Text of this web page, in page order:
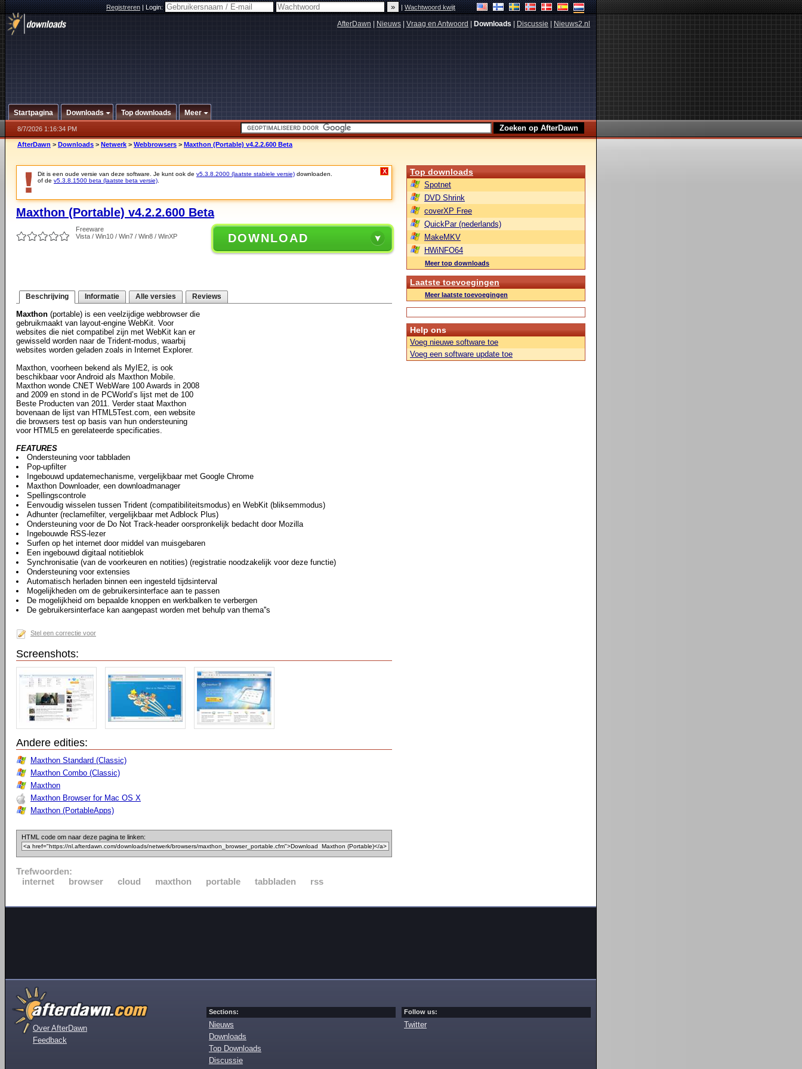
Registreren|Login: |Wachtwoord kwijt
AfterDawn Nieuws Vraag en Antwoord Downloads Discussie Nieuws2.nl
Startpagina Downloads Top downloads Meer
8/7/2026 1:16:34 PM
AfterDawn > Downloads > Netwerk > Webbrowsers > Maxthon (Portable) v4.2.2.600 Beta
Dit is een oude versie van deze software. Je kunt ook de v5.3.8.2000 (laatste stabiele versie) downloaden.
of de v5.3.8.1500 beta (laatste beta versie)
X
Maxthon (Portable) v4.2.2.600 Beta
Freeware
Vista / Win10 / Win7 / Win8 / WinXP
DOWNLOAD
Beschrijving Informatie Alle versies Reviews
Maxthon (portable) is een veelzijdige webbrowser die
gebruikmaakt van layout-engine WebKit. Voor
websites die niet compatibel zijn met WebKit kan er
gewisseld worden naar de Trident-modus, waarbij
websites worden geladen zoals in Internet Explorer.
Maxthon, voorheen bekend als MyIE2, is ook
beschikbaar voor Android als Maxthon Mobile.
Maxthon wonde CNET WebWare 100 Awards in 2008
and 2009 en stond in de PCWorld’s lijst met de 100
Beste Producten van 2011. Verder staat Maxthon
bovenaan de lijst van HTML5Test.com, een website
die browsers test op basis van hun ondersteuning
voor HTML5 en gerelateerde specificaties.
FEATURES
Ondersteuning voor tabbladen
Pop-upfilter
Ingebouwd updatemechanisme, vergelijkbaar met Google Chrome
Maxthon Downloader, een downloadmanager
Spellingscontrole
Eenvoudig wisselen tussen Trident (compatibiliteitsmodus) en WebKit (bliksemmodus)
Adhunter (reclamefilter, vergelijkbaar met Adblock Plus)
Ondersteuning voor de Do Not Track-header oorspronkelijk bedacht door Mozilla
Ingebouwde RSS-lezer
Surfen op het internet door middel van muisgebaren
Een ingebouwd digitaal notitieblok
Synchronisatie (van de voorkeuren en notities) (registratie noodzakelijk voor deze functie)
Ondersteuning voor extensies
Automatisch herladen binnen een ingesteld tijdsinterval
Mogelijkheden om de gebruikersinterface aan te passen
De mogelijkheid om bepaalde knoppen en werkbalken te verbergen
De gebruikersinterface kan aangepast worden met behulp van thema''s
Stel een correctie voor
Screenshots:
Andere edities:
Maxthon Standard (Classic)
Maxthon Combo (Classic)
Maxthon
Maxthon Browser for Mac OS X
Maxthon (PortableApps)
HTML code om naar deze pagina te linken:
Trefwoorden:
internet
browser cloud maxthon portable tabbladen rss
Top downloads
Spotnet
DVD Shrink
coverXP Free
QuickPar (nederlands)
MakeMKV
HWiNFO64
Meer top downloads
Laatste toevoegingen
Meer laatste toevoegingen
Help ons
Voeg nieuwe software toe
Voeg een software update toe
Over AfterDawn
Feedback
Sections:
Nieuws
Downloads
Top Downloads
Discussie
Follow us:
Twitter